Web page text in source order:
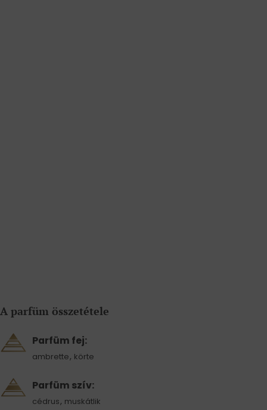
A parfüm összetétele
Parfüm fej:
ambrette, körte
Parfüm szív:
cédrus, muskátlik